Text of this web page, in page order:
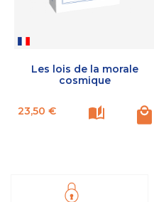
Les lois de la morale
cosmique
Prix
23,50 €